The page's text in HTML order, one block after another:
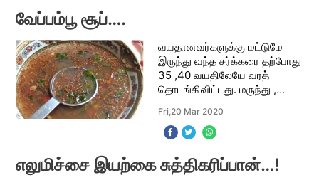
வேப்பம்பூ சூப்….
வயதானவர்களுக்கு மட்டுமே
இருந்து வந்த சர்க்கரை தற்போது
35 ,40 வயதிலேயே வரத்
தொடங்கிவிட்டது. மருந்து ,
சர்க்கரையை கட்டுப்பாட்டில்
வைத்திருக்க பெரும்
Fri,20 Mar 2020
எலுமிச்சை இயற்கை சுத்திகரிப்பான்…!